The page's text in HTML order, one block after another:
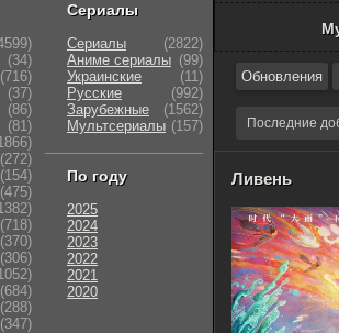
Обновления
Последние
Ливень
(34)
(716)
(37)
(86)
(81)
(272)
(154)
(475)
(718)
(370)
(306)
(684)
(288)
(347)
Сериалы
Сериалы
(2822)
Аниме сериалы (99)
Украинские
(11)
Русские
(992)
Зарубежные
(1562)
Мультсериалы (157)
По году
2025
2024
2023
2022
2021
2020